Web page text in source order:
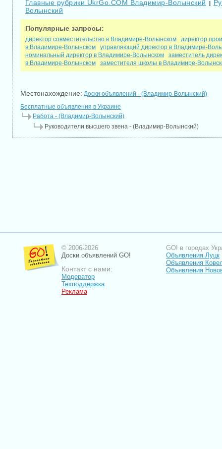
Главные рубрики UkrGo.COM Владимир-Волынский |
Волынский
Популярные запросы:
директор совместительство в Владимире-Волынском
директор
в Владимире-Волынском
управляющий директор в Владимире-
номинальный директор в Владимире-Волынском
заместитель
в Владимире-Волынском
заместителя школы в Владимире-
Местонахождение: Доски объявлений - (Владимир-Волынский)
Бесплатные объявления в Украине
Работа - (Владимир-Волынский)
Руководители высшего звена - (Владимир-Волынский)
© 2006-2026
Доски объявлений GO!
Контакт с нами:
Модератор
Техподдержка
Реклама
GO! в городах
Объявления Луцк
Объявления
Объявления